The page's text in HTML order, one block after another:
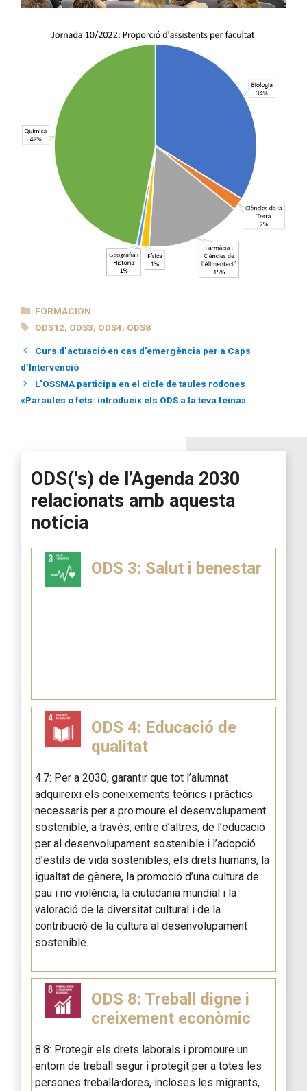
CATEGORÍAS
FORMACIÓN
ETIQUETAS
ODS12, ODS3, ODS4, ODS8
Curs d’actuació en cas d’emergència per a Caps
d’Intervenció
L’OSSMA participa en el cicle de taules rodones
«Paraules o fets: introdueix els ODS a la teva feina»
ODS(‘s) de l’Agenda 2030
relacionats amb aquesta
notícia
ODS 3: Salut i benestar
ODS 4: Educació de
qualitat
4.7: Per a 2030, garantir que tot l’alumnat
adquireixi els coneixements teòrics i pràctics
necessaris per a pro·moure el desenvolupament
sostenible, a través, entre d’altres, de l’educació
per al desenvolupament sostenible i l’adopció
d’estils de vida sostenibles, els drets humans, la
igualtat de gènere, la promoció d’una cultura de
pau i no·violència, la ciutadania mundial i la
valoració de la diversitat cultural i de la
contribució de la cultura al desenvolupament
sostenible.
ODS 8: Treball digne i
creixement econòmic
8.8: Protegir els drets laborals i promoure un
entorn de treball segur i protegit per a totes les
persones treballa·dores, incloses les migrants,